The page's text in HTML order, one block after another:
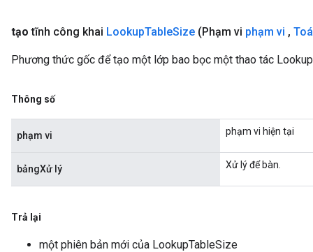
tạo tĩnh công khai LookupTableSize (Phạm vi phạm vi ,
Phương thức gốc để tạo một lớp bao bọc một thao tác
Thông số
phạm vi phạm vi hiện tại
bảngXử lý Xử lý để bàn.
Trả lại
một phiên bản mới của LookupTableSize